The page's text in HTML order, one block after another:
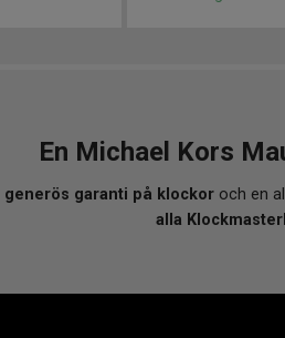
En Michael Kors
generös garanti på klockor och en
alla